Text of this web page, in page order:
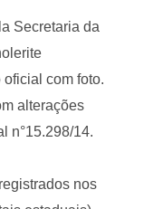
Secretaria da
com foto.
alterações
n°15.298/14.
nos